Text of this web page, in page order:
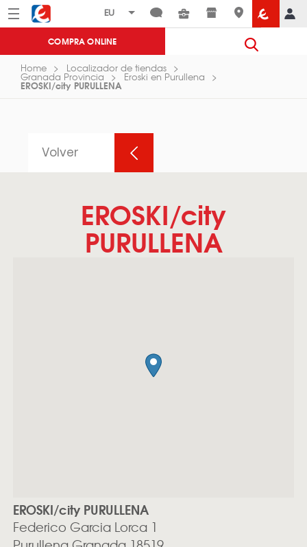
Menú Eroski
COMPRA ONLINE
Home Localizador de tiendas
Granada Provincia Eroski en Purullena
EROSKI/city PURULLENA
Volver
EROSKI/city
PURULLENA
EROSKI/city PURULLENA
Federico Garcia Lorca 1